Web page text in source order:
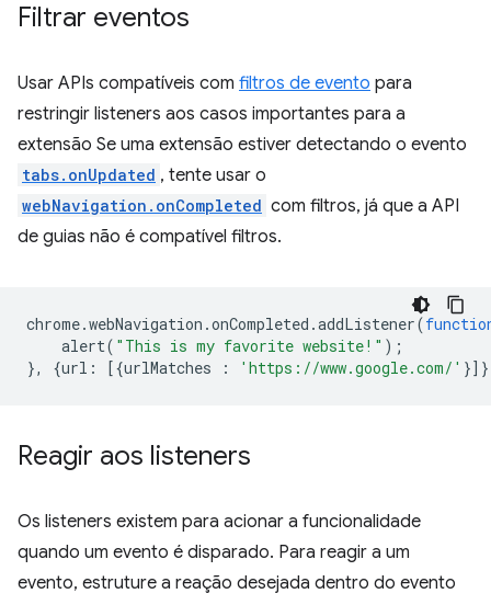
Filtrar eventos
Usar APIs compatíveis com filtros de evento para
restringir listeners aos casos importantes para a
extensão Se uma extensão estiver detectando o evento
tabs.onUpdated , tente usar o
webNavigation.onCompleted com filtros, já que a API
de guias não é compatível filtros.
chrome.webNavigation .onCompleted .addListener(
alert( "This is my favorite website!" );
},
{url : [{urlMatches : 'https://www.google.com/'
Reagir aos listeners
Os listeners existem para acionar a funcionalidade
quando um evento é disparado. Para reagir a um
evento, estruture a reação desejada dentro do evento